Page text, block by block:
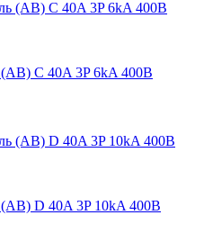
C 40A 3P 6kA 400В
D 40A 3P 10kA 400В